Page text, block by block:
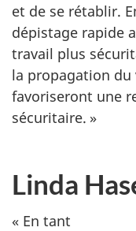
et de se rétablir.
dépistage rapide
travail plus
la propagation
favoriseront une
sécuritaire. »
Linda
« En tant